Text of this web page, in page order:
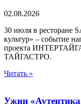
02.08.2026
30 июля в ресторане
культур» – событие
проекта
ТАЙГАСТРО.
Читать »
Ужин